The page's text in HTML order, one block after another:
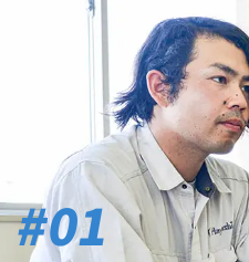
#01